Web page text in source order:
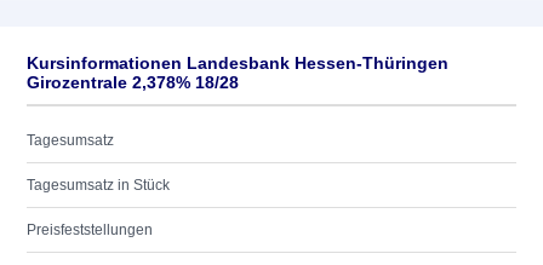
Kursinformationen Landesbank Hessen-Thüringen
Girozentrale 2,378% 18/28
Tagesumsatz
Tagesumsatz in Stück
Preisfeststellungen